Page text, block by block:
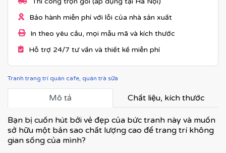
Bảo hành miễn phí với lỗi của nhà sản xuất
In theo yêu cầu, mọi mẫu mã và kích thước
Hỗ trợ 24/7 tư vấn và thiết kế miễn phí
Tranh trang trí quán cafe, quán trà sữa
Mô tả Chất liệu, kích thước
Bạn bị cuốn hút bởi vẻ đẹp của bức tranh này và muốn
sở hữu một bản sao chất lượng cao để trang trí không
gian sống của mình?